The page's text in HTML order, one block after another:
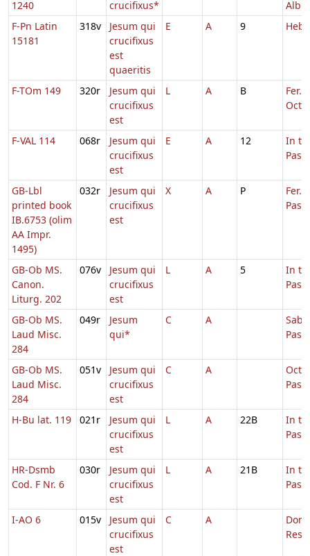
1240 crucifixus*
Albis
F-Pn Latin
15181
318v
Jesum qui
crucifixus
est
quaeritis
E A 9
F-TOm 149 320r
Jesum qui
crucifixus
est
L A B
Fer.
F-VAL 114 068r
Jesum qui
crucifixus
est
E A 12
In
GB-Lbl
printed book
IB.6753 (olim
AA Impr.
1495)
032r
Jesum qui
crucifixus
est
X A P
Fer.
GB-Ob MS.
Canon.
Liturg. 202
076v
Jesum qui
crucifixus
est
L A 5
In
GB-Ob MS.
Laud Misc.
284
049r
Jesum
qui*
C A
GB-Ob MS.
Laud Misc.
284
051v
Jesum qui
crucifixus
est
C A
H-Bu lat. 119 021r
Jesum qui
crucifixus
est
L A 22B
In
HR-Dsmb
Cod. F Nr. 6
030r
Jesum qui
crucifixus
est
L A 21B
In
I-AO 6 015v
Jesum qui
crucifixus
est
C A
Dom.